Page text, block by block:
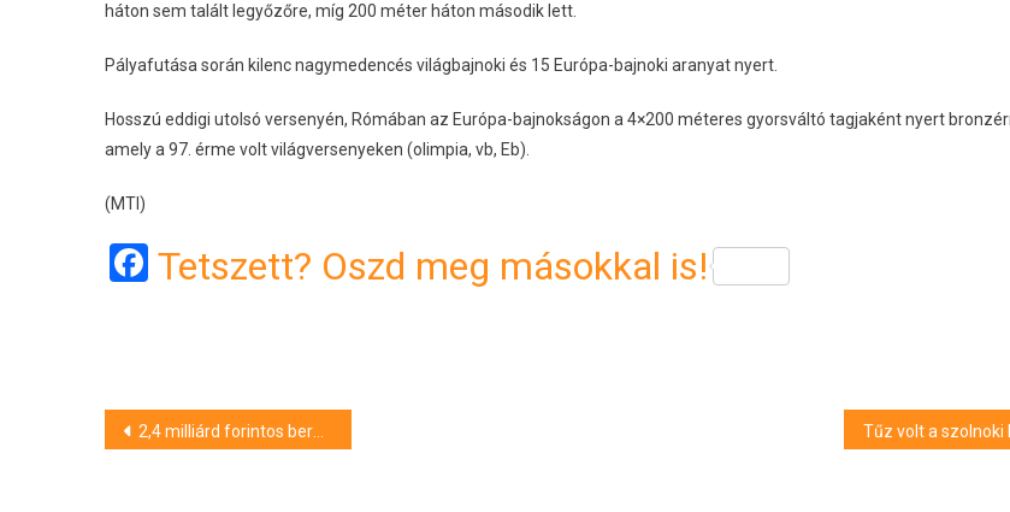
háton sem talált legyőzőre, míg 200 méter háton második lett.
Pályafutása során kilenc nagymedencés világbajnoki és 15 Európa-bajnoki aranyat nyert.
Hosszú eddigi utolsó versenyén, Rómában az Európa-bajnokságon a 4×200 méteres gyorsváltó tagjaként nyert
amely a 97. érme volt világversenyeken (olimpia, vb, Eb).
(MTI)
Facebook
Tetszett? Oszd meg másokkal is!
Bejegyzés
2,4 milliárd forintos beruházást adnak át Monostorpályiban